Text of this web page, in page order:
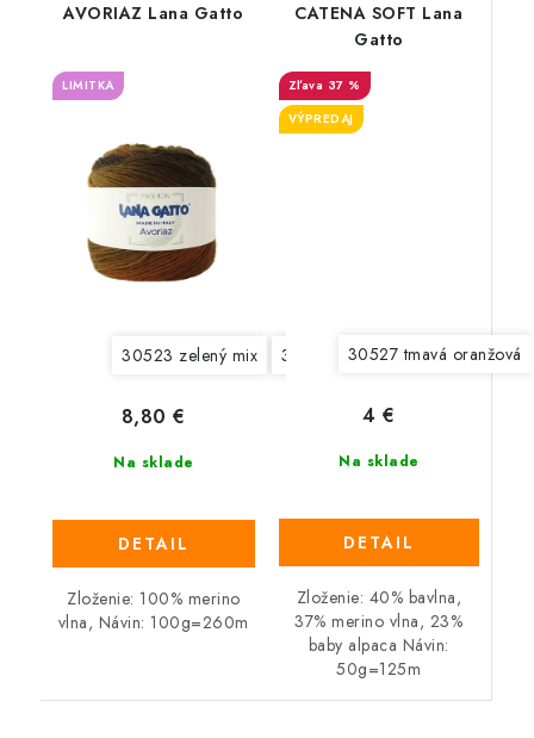
AVORIAZ Lana Gatto
LIMITKA
30523 zelený mix 30526 červený mix
Na sklade
8,80 €
DETAIL
Zloženie: 100% merino
vlna, Návin: 100g=260m
CATENA SOFT Lana
Gatto
37 %
VÝPREDAJ
30527 tmavá oranžová
Na sklade
4 €
DETAIL
Zloženie: 40% bavlna,
37% merino vlna, 23%
baby alpaca Návin:
50g=125m